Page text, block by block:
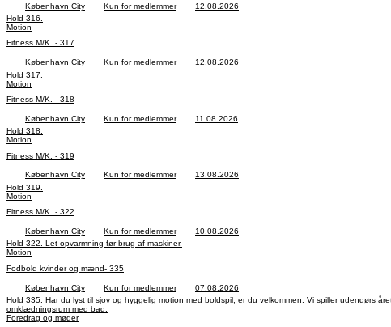
København City Kun for medlemmer
12.08.2026
Hold 316.
Motion
Fitness M/K. - 317
København City Kun for medlemmer
12.08.2026
Hold 317.
Motion
Fitness M/K. - 318
København City Kun for medlemmer
11.08.2026
Hold 318.
Motion
Fitness M/K. - 319
København City Kun for medlemmer
13.08.2026
Hold 319.
Motion
Fitness M/K. - 322
København City Kun for medlemmer
10.08.2026
Hold 322. Let opvarmning før brug af maskiner.
Motion
Fodbold kvinder og mænd- 335
København City Kun for medlemmer
07.08.2026
Hold 335. Har du lyst til sjov og hyggelig motion med boldspil, er du velkommen. Vi spiller
omklædningsrum med bad.
Foredrag og møder